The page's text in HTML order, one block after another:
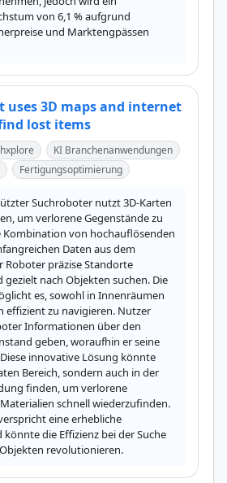
von 6,1 % aufgrund
und Marktengpässen
uses 3D maps and internet
lost items
KI Branchenanwendungen
Fertigungsoptimierung
Suchroboter nutzt 3D-Karten
um verlorene Gegenstände zu
Kombination von hochauflösenden
Daten aus dem
Roboter präzise Standorte
nach Objekten suchen. Die
es, sowohl in Innenräumen
effizient zu navigieren. Nutzer
Informationen über den
geben, woraufhin er seine
innovative Lösung könnte
Bereich, sondern auch in der
finden, um verlorene
schnell wiederzufinden.
eine erhebliche
die Effizienz bei der Suche
revolutionieren.